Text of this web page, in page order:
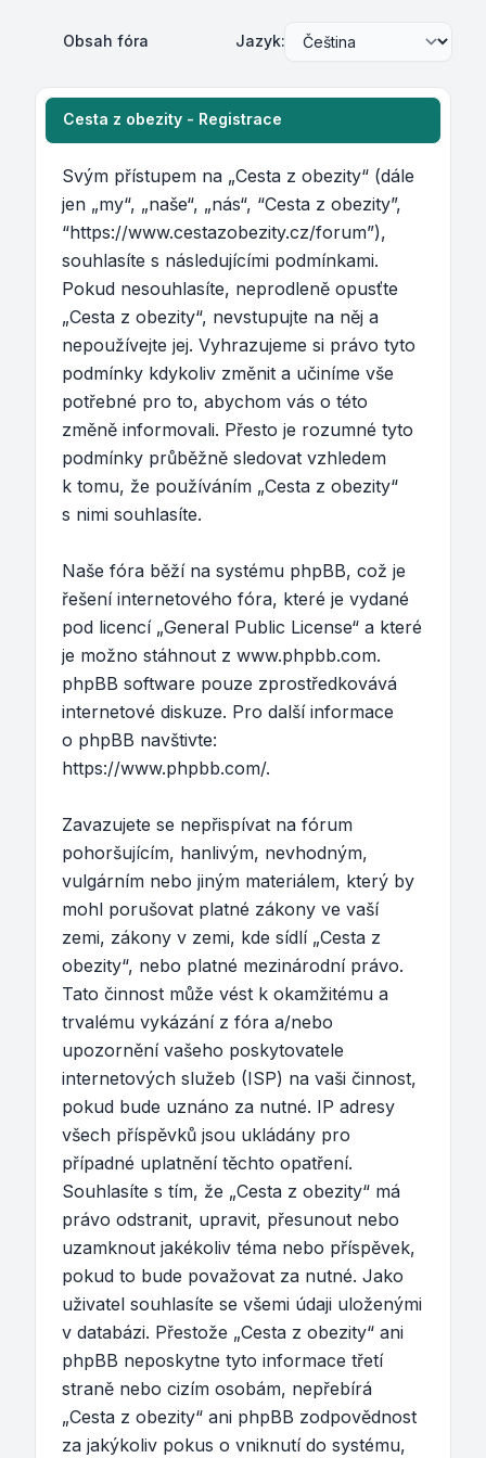
Obsah fóra Jazyk:
Cesta z obezity - Registrace
Svým přístupem na „Cesta z obezity“ (dále
jen „my“, „naše“, „nás“, “Cesta z obezity”,
“https://www.cestazobezity.cz/forum”),
souhlasíte s následujícími podmínkami.
Pokud nesouhlasíte, neprodleně opusťte
„Cesta z obezity“, nevstupujte na něj a
nepoužívejte jej. Vyhrazujeme si právo tyto
podmínky kdykoliv změnit a učiníme vše
potřebné pro to, abychom vás o této
změně informovali. Přesto je rozumné tyto
podmínky průběžně sledovat vzhledem
k tomu, že používáním „Cesta z obezity“
s nimi souhlasíte.
Naše fóra běží na systému phpBB, což je
řešení internetového fóra, které je vydané
pod licencí „General Public License“ a které
je možno stáhnout z www.phpbb.com.
phpBB software pouze zprostředkovává
internetové diskuze. Pro další informace
o phpBB navštivte:
https://www.phpbb.com/.
Zavazujete se nepřispívat na fórum
pohoršujícím, hanlivým, nevhodným,
vulgárním nebo jiným materiálem, který by
mohl porušovat platné zákony ve vaší
zemi, zákony v zemi, kde sídlí „Cesta z
obezity“, nebo platné mezinárodní právo.
Tato činnost může vést k okamžitému a
trvalému vykázání z fóra a/nebo
upozornění vašeho poskytovatele
internetových služeb (ISP) na vaši činnost,
pokud bude uznáno za nutné. IP adresy
všech příspěvků jsou ukládány pro
případné uplatnění těchto opatření.
Souhlasíte s tím, že „Cesta z obezity“ má
právo odstranit, upravit, přesunout nebo
uzamknout jakékoliv téma nebo příspěvek,
pokud to bude považovat za nutné. Jako
uživatel souhlasíte se všemi údaji uloženými
v databázi. Přestože „Cesta z obezity“ ani
phpBB neposkytne tyto informace třetí
straně nebo cizím osobám, nepřebírá
„Cesta z obezity“ ani phpBB zodpovědnost
za jakýkoliv pokus o vniknutí do systému,